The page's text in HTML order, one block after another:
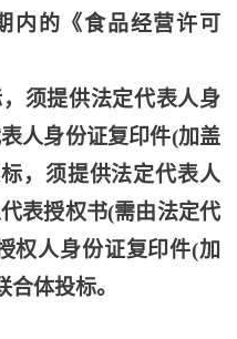
内的《食品经营许可
须提供法定代表人身
人身份证复印件(加盖
，须提供法定代表人
表授权书(需由法定代
权人身份证复印件(加
体投标。